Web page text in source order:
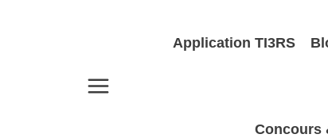
Application TI3RS
Concours